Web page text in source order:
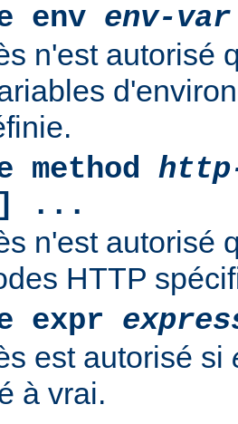
env env-var
n'est autorisé
method
...
n'est autorisé
HTTP
expr
est autorisé si
à vrai.